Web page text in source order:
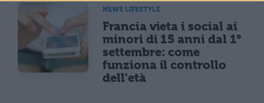
NEWS LIFESTYLE
Francia vieta i social ai
minori di 15 anni dal 1°
settembre: come
funziona il controllo
dell'età